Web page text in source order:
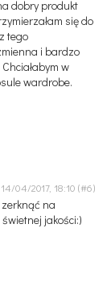
dobry produkt
się do
tego
i bardzo
w
wardrobe.
14/04/2017, 18:10
na
jakości:)